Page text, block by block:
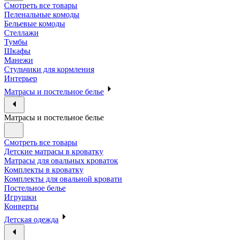
Смотреть все товары
Пеленальные комоды
Бельевые комоды
Стеллажи
Тумбы
Шкафы
Манежи
Стульчики для кормления
Интерьер
Матрасы и постельное белье
Матрасы и постельное белье
Смотреть все товары
Детские матрасы в кроватку
Матрасы для овальных кроваток
Комплекты в кроватку
Комплекты для овальной кровати
Постельное белье
Игрушки
Конверты
Детская одежда